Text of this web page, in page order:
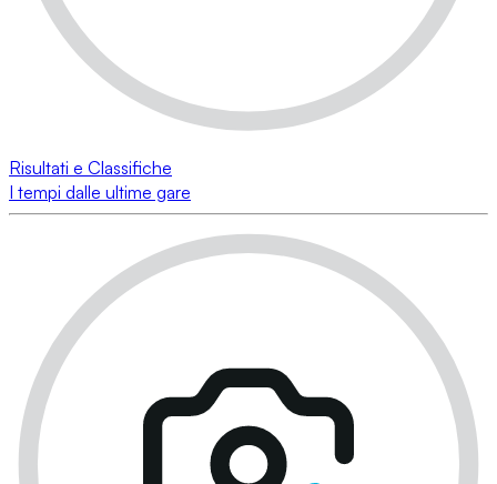
Risultati e Classifiche
I tempi dalle ultime gare